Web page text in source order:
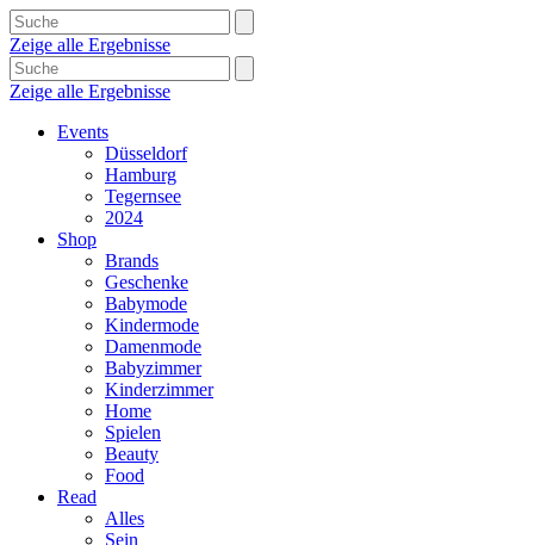
Zeige alle Ergebnisse
Zeige alle Ergebnisse
Events
Düsseldorf
Hamburg
Tegernsee
2024
Shop
Brands
Geschenke
Babymode
Kindermode
Damenmode
Babyzimmer
Kinderzimmer
Home
Spielen
Beauty
Food
Read
Alles
Sein